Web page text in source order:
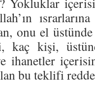
onu el
kaç kişi,
ihanetler
bu teklifi